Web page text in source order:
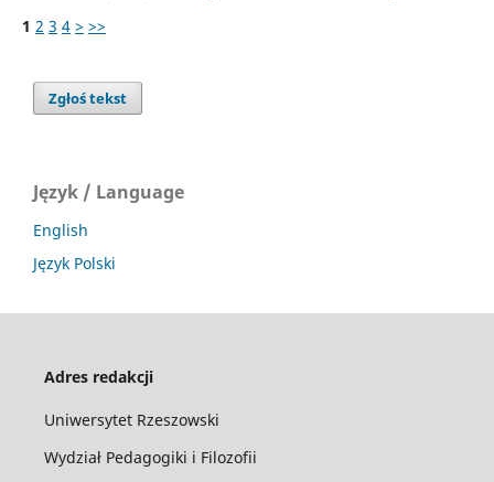
1 2 3 4 > >>
Zgłoś tekst
Język / Language
English
Język Polski
Adres redakcji
Uniwersytet Rzeszowski
Wydział Pedagogiki i Filozofii